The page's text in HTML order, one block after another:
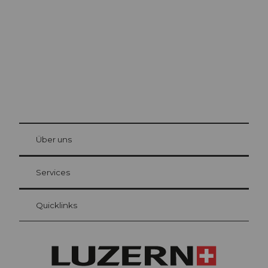
Gästekarte Luzern
Ihre Vorteile als Übernachtungsgast
at Bre
Über uns
Services
Quicklinks